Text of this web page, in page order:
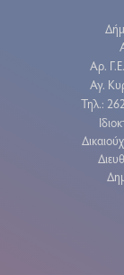
Aρ.
Αγ.
Τηλ.: